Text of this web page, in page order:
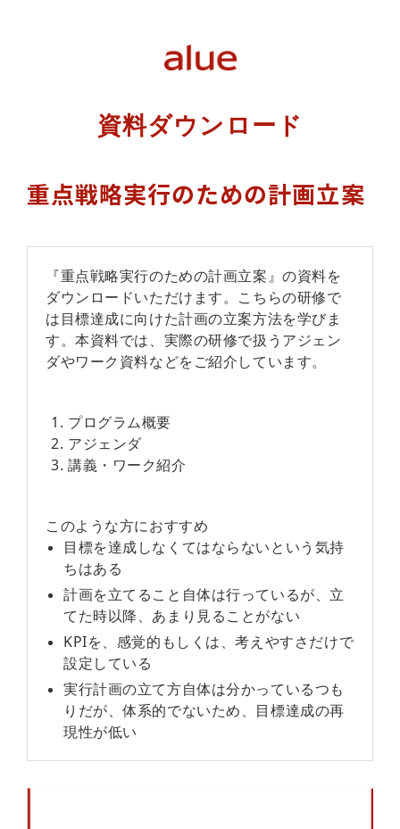
資料ダウンロード
重点戦略実行のための計画立案
『重点戦略実行のための計画立案』の資料を
ダウンロードいただけます。こちらの研修で
は目標達成に向けた計画の立案方法を学びま
す。本資料では、実際の研修で扱うアジェン
ダやワーク資料などをご紹介しています。
プログラム概要
アジェンダ
講義・ワーク紹介
このような方におすすめ
目標を達成しなくてはならないという気持
ちはある
計画を立てること自体は行っているが、立
てた時以降、あまり見ることがない
KPIを、感覚的もしくは、考えやすさだけで
設定している
実行計画の立て方自体は分かっているつも
りだが、体系的でないため、目標達成の再
現性が低い